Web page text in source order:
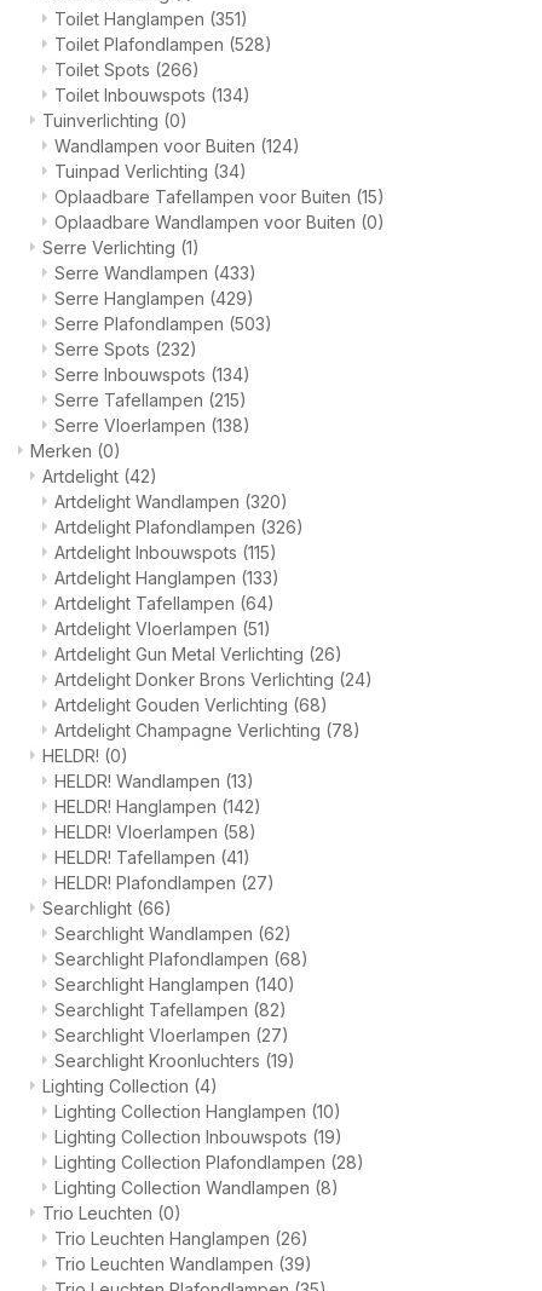
Toilet Hanglampen (351)
Toilet Plafondlampen (528)
Toilet Spots (266)
Toilet Inbouwspots (134)
Tuinverlichting (0)
Wandlampen voor Buiten (124)
Tuinpad Verlichting (34)
Oplaadbare Tafellampen voor Buiten (15)
Oplaadbare Wandlampen voor Buiten (0)
Serre Verlichting (1)
Serre Wandlampen (433)
Serre Hanglampen (429)
Serre Plafondlampen (503)
Serre Spots (232)
Serre Inbouwspots (134)
Serre Tafellampen (215)
Serre Vloerlampen (138)
Merken (0)
Artdelight (42)
Artdelight Wandlampen (320)
Artdelight Plafondlampen (326)
Artdelight Inbouwspots (115)
Artdelight Hanglampen (133)
Artdelight Tafellampen (64)
Artdelight Vloerlampen (51)
Artdelight Gun Metal Verlichting (26)
Artdelight Donker Brons Verlichting (24)
Artdelight Gouden Verlichting (68)
Artdelight Champagne Verlichting (78)
HELDR! (0)
HELDR! Wandlampen (13)
HELDR! Hanglampen (142)
HELDR! Vloerlampen (58)
HELDR! Tafellampen (41)
HELDR! Plafondlampen (27)
Searchlight (66)
Searchlight Wandlampen (62)
Searchlight Plafondlampen (68)
Searchlight Hanglampen (140)
Searchlight Tafellampen (82)
Searchlight Vloerlampen (27)
Searchlight Kroonluchters (19)
Lighting Collection (4)
Lighting Collection Hanglampen (10)
Lighting Collection Inbouwspots (19)
Lighting Collection Plafondlampen (28)
Lighting Collection Wandlampen (8)
Trio Leuchten (0)
Trio Leuchten Hanglampen (26)
Trio Leuchten Wandlampen (39)